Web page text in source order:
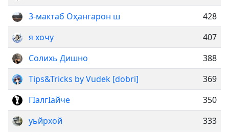
3-мактаб Оҳангарон ш
428
я хочу
407
Солихь Дишно
388
Tips&Tricks by Vudek [dobri]
369
ГӀалгӀайче
350
уьйрхой
333